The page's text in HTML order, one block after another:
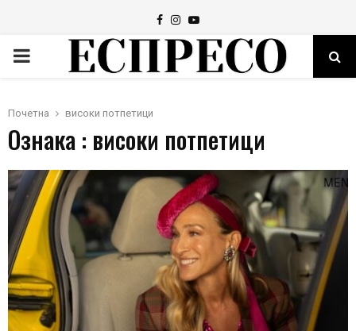
Facebook
Instagram
Youtube
PRIMARY
Почетна високи потпетици
Ознака : високи потпетици